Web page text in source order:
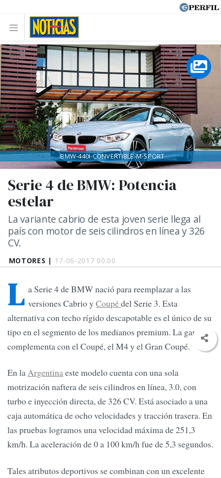
MOTORES | 17-06-2017 00:00
Serie 4 de BMW: Potencia
estelar
La variante cabrio de esta joven serie llega al
país con motor de seis cilindros en línea y 326
CV.
BMW-440I-CONVERTIBLE-M-SPORT
L a Serie 4 de BMW nació para reemplazar a las
versiones Cabrio y Coupédel Serie 3. Esta
alternativa con techo rígido descapotable es el único de su
tipo en el segmento de los medianos premium. La gama se
complementa con el Coupé, el M4 y el Gran Coupé.
En laArgentinaeste modelo cuenta con una sola
motrización naftera de seis cilindros en línea, 3.0, con
turbo e inyección directa, de 326 CV. Está asociado a una
caja automática de ocho velocidades y tracción trasera. En
las pruebas logramos una velocidad máxima de 251,3
km/h. La aceleración de 0 a 100 km/h fue de 5,3 segundos.
Tales atributos deportivos se combinan con un excelente